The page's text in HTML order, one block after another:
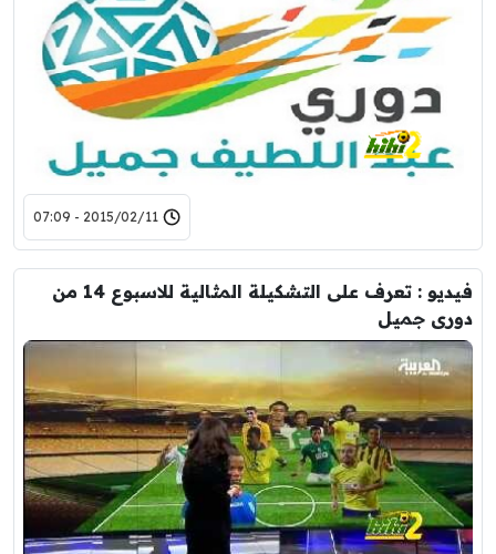
2015/02/11 - 07:09
فيديو : تعرف على التشكيلة المثالية للاسبوع 14 من
دورى جميل